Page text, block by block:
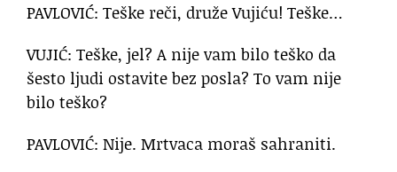
PAVLOVIĆ: Teške reči, druže Vujiću! Teške…
VUJIĆ: Teške, jel? A nije vam bilo teško da
šesto ljudi ostavite bez posla? To vam nije
bilo teško?
PAVLOVIĆ: Nije. Mrtvaca moraš sahraniti.